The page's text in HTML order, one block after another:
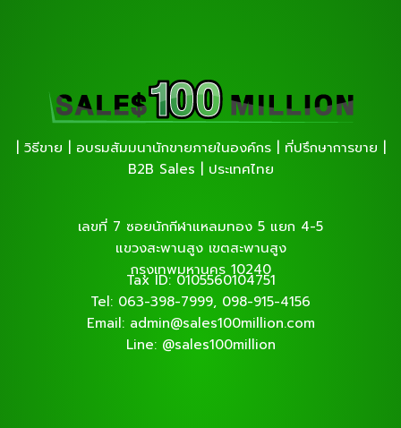
| วิธีขาย | อบรมสัมมนานักขายภายในองค์กร | ที่ปรึกษาการขาย |
B2B Sales | ประเทศไทย
เลขที่ 7 ซอยนักกีฬาแหลมทอง 5 แยก 4-5
แขวงสะพานสูง เขตสะพานสูง
กรุงเทพมหานคร 10240
Tax ID: 0105560104751
Tel: 063-398-7999, 098-915-4156
Email: admin@sales100million.com
Line: @sales100million